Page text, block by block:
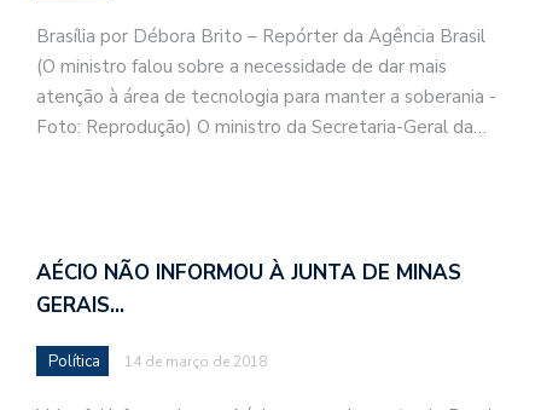
Brasília por Débora Brito – Repórter da Agência Brasil
(O ministro falou sobre a necessidade de dar mais
atenção à área de tecnologia para manter a soberania -
Foto: Reprodução) O ministro da Secretaria-Geral da…
AÉCIO NÃO INFORMOU À JUNTA DE MINAS
GERAIS…
Política 14 de março de 2018